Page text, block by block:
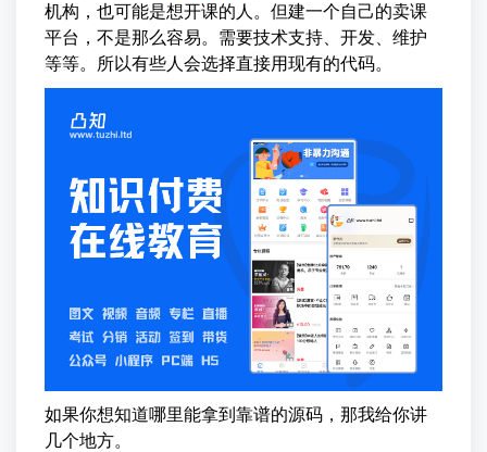
机构，也可能是想开课的人。但建一个自己的卖课
平台，不是那么容易。需要技术支持、开发、维护
等等。所以有些人会选择直接用现有的代码。
如果你想知道哪里能拿到靠谱的源码，那我给你讲
几个地方。